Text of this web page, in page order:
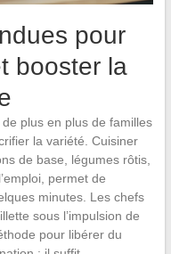
pour
booster la
plus en plus de familles
la variété. Cuisiner
de base, légumes rôtis,
permet de
minutes. Les chefs
sous l’impulsion de
pour libérer du